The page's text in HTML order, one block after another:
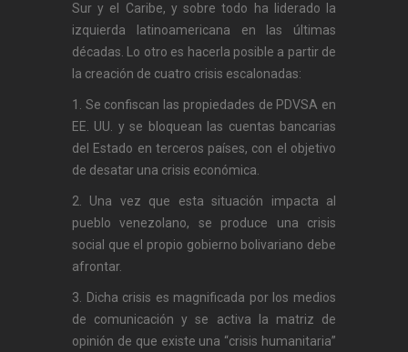
Sur y el Caribe, y sobre todo ha liderado la
izquierda latinoamericana en las últimas
décadas. Lo otro es hacerla posible a partir de
la creación de cuatro crisis escalonadas:
1. Se confiscan las propiedades de PDVSA en
EE. UU. y se bloquean las cuentas bancarias
del Estado en terceros países, con el objetivo
de desatar una crisis económica.
2. Una vez que esta situación impacta al
pueblo venezolano, se produce una crisis
social que el propio gobierno bolivariano debe
afrontar.
3. Dicha crisis es magnificada por los medios
de comunicación y se activa la matriz de
opinión de que existe una “crisis humanitaria”